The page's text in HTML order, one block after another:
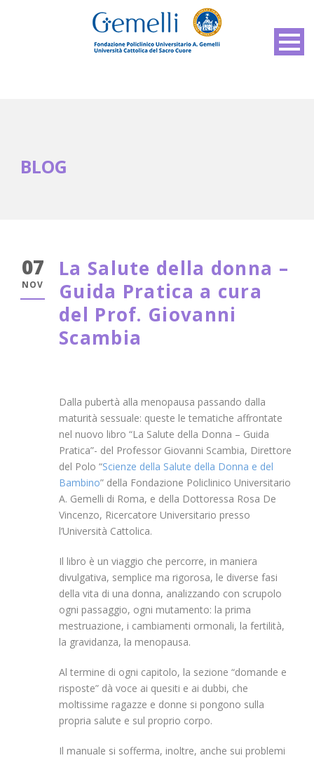
BLOG
07
NOV
La Salute della donna –
Guida Pratica a cura
del Prof. Giovanni
Scambia
Dalla pubertà alla menopausa passando dalla
maturità sessuale: queste le tematiche affrontate
nel nuovo libro “La Salute della Donna – Guida
Pratica”- del Professor Giovanni Scambia, Direttore
del Polo “Scienze della Salute della Donna e del
Bambino” della Fondazione Policlinico Universitario
A. Gemelli di Roma, e della Dottoressa Rosa De
Vincenzo, Ricercatore Universitario presso
l’Università Cattolica.
Il libro è un viaggio che percorre, in maniera
divulgativa, semplice ma rigorosa, le diverse fasi
della vita di una donna, analizzando con scrupolo
ogni passaggio, ogni mutamento: la prima
mestruazione, i cambiamenti ormonali, la fertilità,
la gravidanza, la menopausa.
Al termine di ogni capitolo, la sezione “domande e
risposte” dà voce ai quesiti e ai dubbi, che
moltissime ragazze e donne si pongono sulla
propria salute e sul proprio corpo.
Il manuale si sofferma, inoltre, anche sui problemi